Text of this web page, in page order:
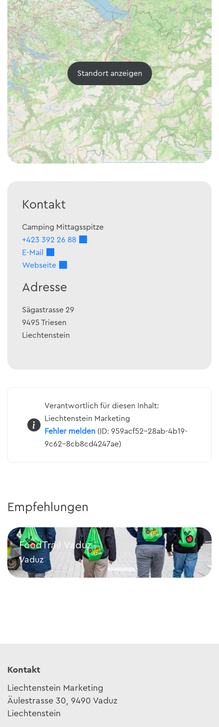
Standort anzeigen
Kontakt
Camping Mittagsspitze
+423 392 26 88
E-Mail
Webseite
Adresse
Sägastrasse 29
9495 Triesen
Liechtenstein
Verantwortlich für diesen Inhalt:
Liechtenstein Marketing
Fehler melden(ID: 959acf52-28ab-4b19-
9c62-8cb8cd4247ae)
Empfehlungen
FoodTrail Vaduz
Vaduz
FoodTrail Vaduz
Kontakt
Liechtenstein Marketing
Äulestrasse 30, 9490 Vaduz
Liechtenstein